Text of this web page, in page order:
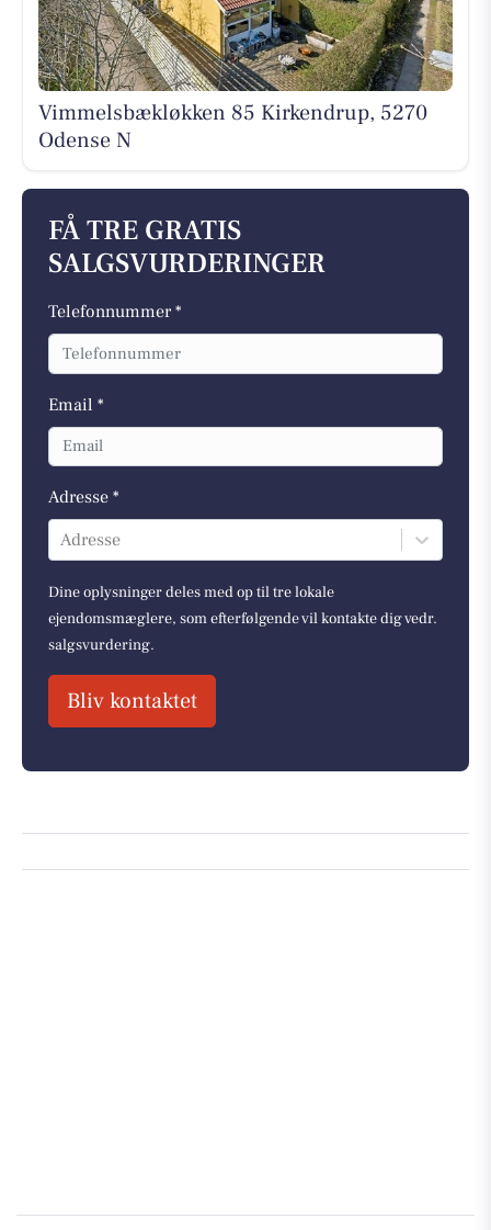
Vimmelsbækløkken 85 Kirkendrup, 5270
Odense N
FÅ TRE GRATIS
SALGSVURDERINGER
Telefonnummer *
Email *
Adresse *
Adresse
Dine oplysninger deles med op til tre lokale
ejendomsmæglere, som efterfølgende vil kontakte dig vedr.
salgsvurdering.
Bliv kontaktet